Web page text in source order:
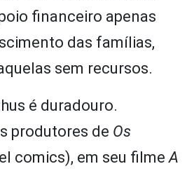
financeiro apenas
das famílias,
sem recursos.
é duradouro.
produtores de Os
comics), em seu filmeA